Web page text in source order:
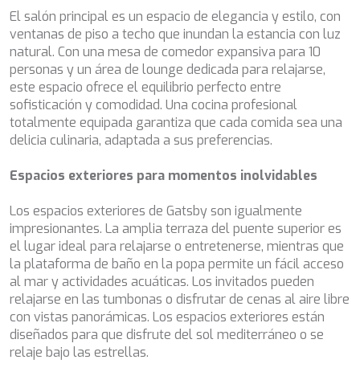
El salón principal es un espacio de elegancia y estilo, con
ventanas de piso a techo que inundan la estancia con luz
natural. Con una mesa de comedor expansiva para 10
personas y un área de lounge dedicada para relajarse,
este espacio ofrece el equilibrio perfecto entre
sofisticación y comodidad. Una cocina profesional
totalmente equipada garantiza que cada comida sea una
delicia culinaria, adaptada a sus preferencias.
Espacios exteriores para momentos inolvidables
Los espacios exteriores de Gatsby son igualmente
impresionantes. La amplia terraza del puente superior es
el lugar ideal para relajarse o entretenerse, mientras que
la plataforma de baño en la popa permite un fácil acceso
al mar y actividades acuáticas. Los invitados pueden
relajarse en las tumbonas o disfrutar de cenas al aire libre
con vistas panorámicas. Los espacios exteriores están
diseñados para que disfrute del sol mediterráneo o se
relaje bajo las estrellas.
CHAKRA
CHAMPAGNE HIPPY
CHARADE
CHRISTINA O
CLASE AZUL
CLOUD ATLAS
CLOUD IX
CLOUDBREAK
CORE
CORSARIO
D5
DAIMA
DALMATINO
DAMARI
DANIDA
DANZAS
DARLIN
DAY OFF
de navegación en el sitio web y mostrar publicidad
relacionada con el perfil de navegación del usuario.